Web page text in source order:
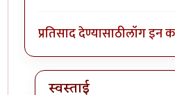
प्रतिसाद देण्यासाठीलॉग इन
स्वस्ताई